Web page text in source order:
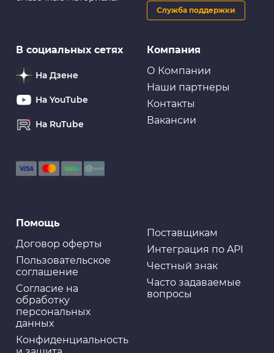
Компания
О Компании
Наши партнеры
Контакты
Вакансии
Помощь
Договор оферты
Пользовательское
соглашение
Cогласие на
обработку
персональных
данных
Конфиденциальность
Поставщикам
Интеграция по API
Честный знак
Часто задаваемые
вопросы
Служба поддержки
В социальных сетях
На Дзене
На YouTube
На RuTube